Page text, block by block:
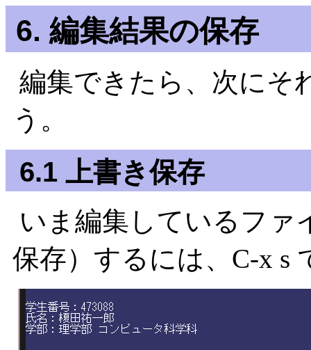
6. 編集結果の保存
編集できたら、次にそ
う。
6.1 上書き保存
いま編集しているファ
保存）するには、C-x s